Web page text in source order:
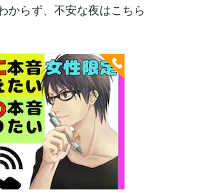
からず、不安な夜はこちら